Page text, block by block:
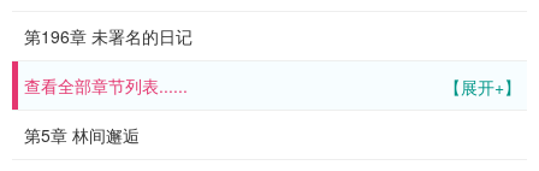
第196章 未署名的日记
【展开+】
查看全部章节列表......
第5章 林间邂逅